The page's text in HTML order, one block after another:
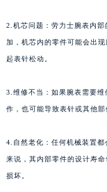
2.机芯问题：劳力士腕表内
加，机芯内的零件可能会出
起表针松动。
3.维修不当：如果腕表需要
作，也可能导致表针或其他部
4.自然老化：任何机械装置
来说，其内部零件的设计寿
损坏。